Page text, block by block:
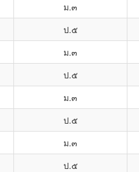
ม.๓
ป.๕
ม.๓
ป.๕
ม.๓
ป.๕
ม.๓
ป.๕